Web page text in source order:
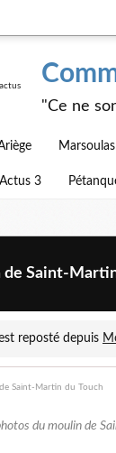
"Ce ne
Marsoulas
3
de Saint-
reposté depuis
du moulin de